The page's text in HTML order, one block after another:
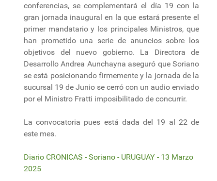
conferencias, se complementará el día 19 con la
gran jornada inaugural en la que estará presente el
primer mandatario y los principales Ministros, que
han prometido una serie de anuncios sobre los
objetivos del nuevo gobierno. La Directora de
Desarrollo Andrea Aunchayna aseguró que Soriano
se está posicionando firmemente y la jornada de la
sucursal 19 de Junio se cerró con un audio enviado
por el Ministro Fratti imposibilitado de concurrir.
La convocatoria pues está dada del 19 al 22 de
este mes.
Diario CRONICAS - Soriano - URUGUAY - 13 Marzo
2025